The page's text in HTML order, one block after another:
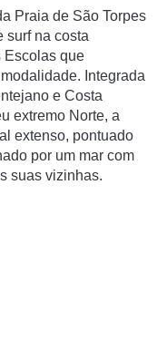
Praia de São Torpes
surf na costa
Escolas que
Integrada
e Costa
extremo Norte, a
extenso, pontuado
por um mar com
suas vizinhas.